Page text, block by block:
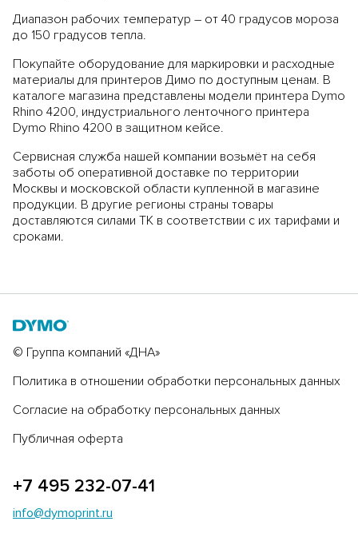
Диапазон рабочих температур – от 40 градусов мороза
до 150 градусов тепла.
Покупайте оборудование для маркировки и расходные
материалы для принтеров Димо по доступным ценам. В
каталоге магазина представлены модели принтера Dymo
Rhino 4200, индустриального ленточного принтера
Dymo Rhino 4200 в защитном кейсе.
Сервисная служба нашей компании возьмёт на себя
заботы об оперативной доставке по территории
Москвы и московской области купленной в магазине
продукции. В другие регионы страны товары
доставляются силами ТК в соответствии с их тарифами и
сроками.
© Группа компаний «ДНА»
Политика в отношении обработки персональных данных
Согласие на обработку персональных данных
Публичная оферта
+7 495 232-07-41
info@dymoprint.ru